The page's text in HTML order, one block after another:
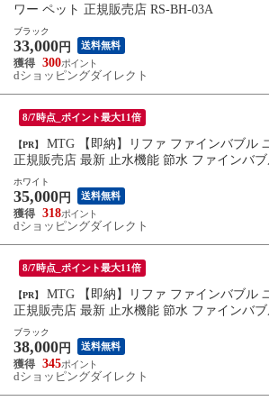
ワー ペット 正規販売店 RS-BH-03A
ブラック
33,000 円 送料無料
300
dショッピングダイレクト
8/7時点_ポイント最大11倍
【PR】
正規販売店 最新 止水機能 節水 ファインバブ
ホワイト
35,000 円 送料無料
318
dショッピングダイレクト
8/7時点_ポイント最大11倍
【PR】
正規販売店 最新 止水機能 節水 ファインバブ
ブラック
38,000 円 送料無料
345
dショッピングダイレクト